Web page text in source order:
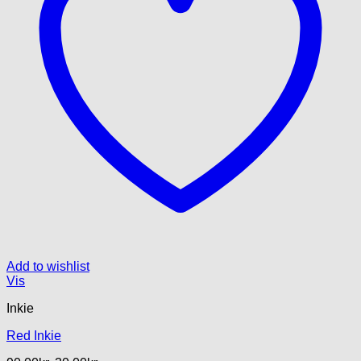
Add to wishlist
Vis
Inkie
Red Inkie